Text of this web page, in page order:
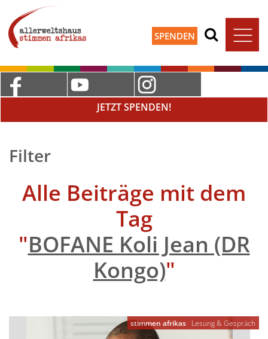
SPENDEN
JETZT SPENDEN!
Filter
Alle Beiträge mit dem
Tag
"BOFANE Koli Jean (DR
Kongo)"
stimmen afrikas Lesung & Gespräch